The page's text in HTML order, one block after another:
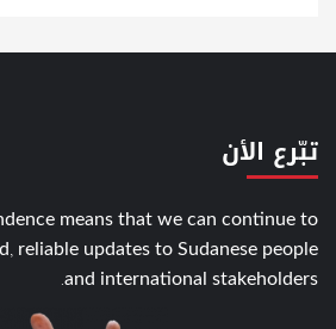
تبّرع الأن
means that we can continue to
reliable updates to Sudanese people
and international stakeholders.